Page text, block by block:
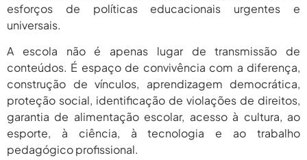
esforços de políticas educacionais urgentes e
universais.
A escola não é apenas lugar de transmissão de
conteúdos. É espaço de convivência com a diferença,
construção de vínculos, aprendizagem democrática,
proteção social, identificação de violações de direitos,
garantia de alimentação escolar, acesso à cultura, ao
esporte, à ciência, à tecnologia e ao trabalho
pedagógico profissional.